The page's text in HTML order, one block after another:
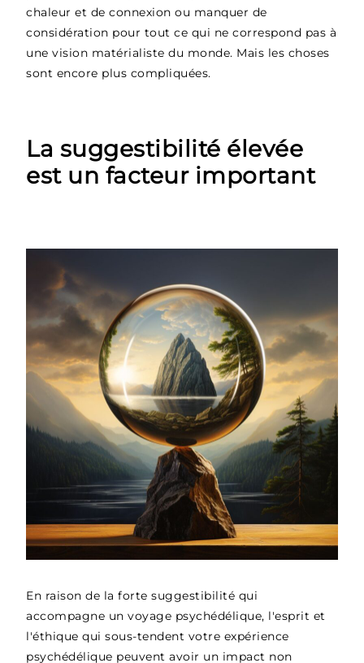
chaleur et de connexion ou manquer de
considération pour tout ce qui ne correspond pas à
une vision matérialiste du monde. Mais les choses
sont encore plus compliquées.
La suggestibilité élevée
est un facteur important
En raison de la forte suggestibilité qui
accompagne un voyage psychédélique, l'esprit et
l'éthique qui sous-tendent votre expérience
psychédélique peuvent avoir un impact non